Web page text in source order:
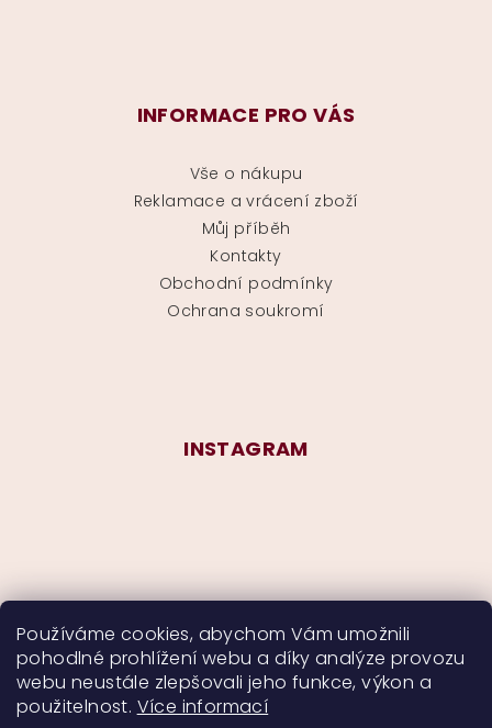
Používáme cookies, abychom Vám umožnili
pohodlné prohlížení webu a díky analýze provozu
webu neustále zlepšovali jeho funkce, výkon a
použitelnost. Více informací
INFORMACE PRO VÁS
Vše o nákupu
Reklamace a vrácení zboží
Můj příběh
Kontakty
Obchodní podmínky
Ochrana soukromí
INSTAGRAM
Sledovat na Instagramu